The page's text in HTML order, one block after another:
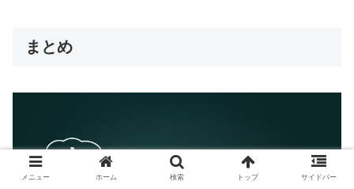
まとめ
メニュー ホーム 検索 トップ サイドバー